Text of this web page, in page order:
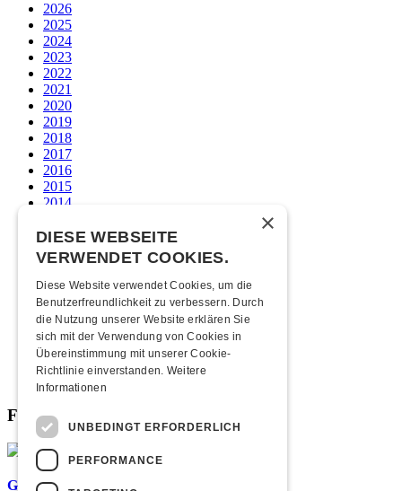
2026
2025
2024
2023
2022
2021
2020
2019
2018
2017
2016
2015
2014
2012
2011
2010
2009
2008
2007
2006
2005
2004
2003
Fabrikgeflüster
Graffiti-Workshops
×
DIESE WEBSEITE
VERWENDET COOKIES.
Diese Website verwendet Cookies, um die
Benutzerfreundlichkeit zu verbessern. Durch
die Nutzung unserer Website erklären Sie
sich mit der Verwendung von Cookies in
Übereinstimmung mit unserer Cookie-
Richtlinie einverstanden. Weitere
Informationen
UNBEDINGT ERFORDERLICH
PERFORMANCE